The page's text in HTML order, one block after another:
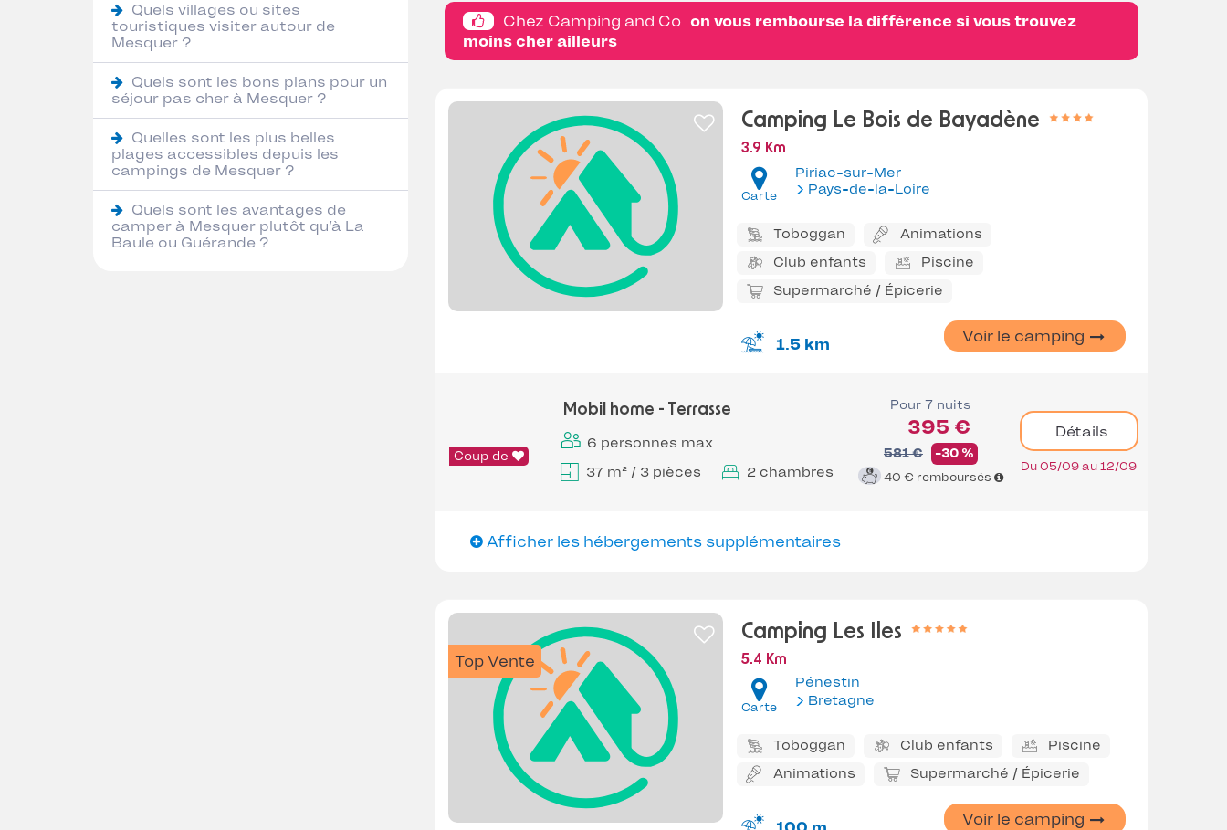
Quels villages ou sites
touristiques visiter autour de
Mesquer ?
Quels sont les bons plans pour un
séjour pas cher à Mesquer ?
Quelles sont les plus belles
plages accessibles depuis les
campings de Mesquer ?
Quels sont les avantages de
camper à Mesquer plutôt qu’à La
Baule ou Guérande ?
Chez Camping and Co on vous rembourse la différence si vous trouvez
moins cher ailleurs
Camping Le Bois de Bayadène
3.9 Km
Carte
Piriac-sur-Mer
Pays-de-la-Loire
Toboggan
Animations
Club enfants
Piscine
Supermarché / Épicerie
1.5 km Voir le camping
Coup de
Mobil home - Terrasse
6 personnes max
37 m² / 3 pièces
2 chambres
Pour 7 nuits
395 €
581 € -30 %
40 € remboursés
Détails
Du 05/09 au 12/09
Afficher les hébergements supplémentaires
Top Vente
Camping Les Iles
5.4 Km
Carte
Pénestin
Bretagne
Toboggan Club enfants
Piscine
Animations
Supermarché / Épicerie
Voir le camping